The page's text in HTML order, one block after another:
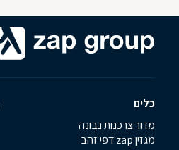
כלים
מדור צרכנות נבונה
מגזין zap דפי זהב